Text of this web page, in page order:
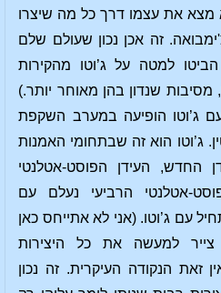
מצא את עצמו דרך כל מה שיצרו
זה אכן נכון שעולם שלם
למטה על ג’וטו מהקירות
מסיבות שנדון בהן מאוחר יותר.)
ג’וטו הופיעה במערב השקפת
ג’וטו הוא זה שבתחומי האמנות
החדש, העידן הפוסט-אטלנטי
אטלנטי הרביעי נעלם עם
עם ג’וטו. (אני לא אתייחס כאן
למעשה את כל היצירות
זאת הנקודה העיקרית. זה נכון